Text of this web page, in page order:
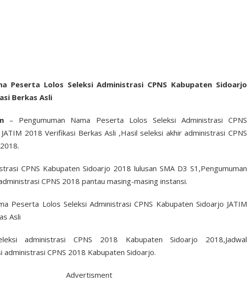
Peserta Lolos Seleksi Administrasi CPNS Kabupaten Sidoarjo
Berkas Asli
– Pengumuman Nama Peserta Lolos Seleksi Administrasi CPNS
2018 Verifikasi Berkas Asli ,Hasil seleksi akhir administrasi CPNS
CPNS Kabupaten Sidoarjo 2018 lulusan SMA D3 S1,Pengumuman
CPNS 2018 pantau masing-masing instansi.
administrasi CPNS 2018 Kabupaten Sidoarjo 2018,Jadwal
administrasi CPNS 2018 Kabupaten Sidoarjo.
Advertisment